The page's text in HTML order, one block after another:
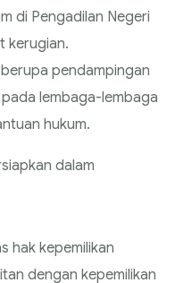
di Pengadilan Negeri
kerugian.
pendampingan
lembaga-lembaga
hukum.
dalam
hak kepemilikan
dengan kepemilikan